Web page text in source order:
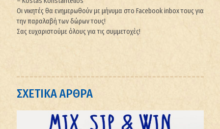
Oι νικητές θα ενημερωθούν με μήνυμα στο Facebook inbox τους για
την παραλαβή των δώρων τους!
Σας ευχαριστούμε όλους για τις συμμετοχές!
ΣΧΕΤΙΚΑ ΑΡΘΡΑ